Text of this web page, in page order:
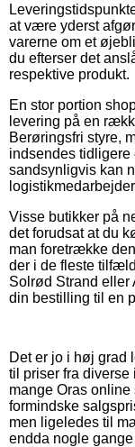
at være yderst
varerne om et
du efterser det
respektive produkt.
En stor portion
levering på en
Berøringsfri styre,
indsendes tidligere
sandsynligvis kan
Visse butikker på
det forudsat at du
man foretrække
der i de fleste
Solrød Strand eller
din bestilling til en
Det er jo i høj grad
til priser fra diverse
mange Oras
formindske
men ligeledes til
endda nogle